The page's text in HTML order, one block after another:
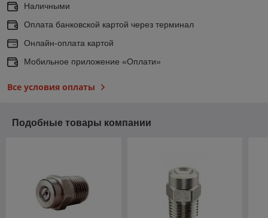
Наличными
Оплата банковской картой через терминал
Онлайн-оплата картой
Мобильное приложение «Оплати»
Все условия оплаты
Подобные товары компании